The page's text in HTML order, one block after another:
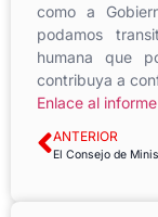
como a
podamos
humana que
contribuya a
Enlace al informe
ANTERIOR